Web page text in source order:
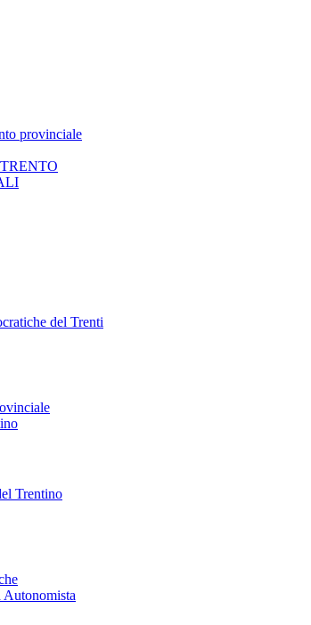
provinciale
del Trenti
Trentino
Autonomista